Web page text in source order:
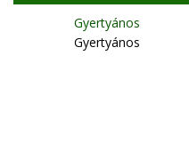
Gyertyános
Gyertyános